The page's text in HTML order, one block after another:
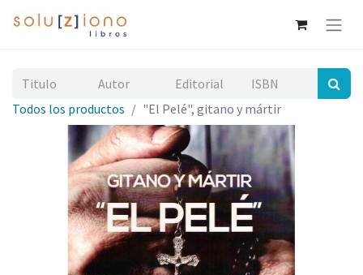
Todos los productos "El Pelé", gitano y mártir